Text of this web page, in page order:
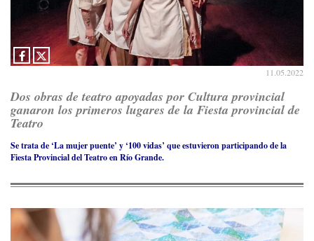
11.05.2022
Dos obras de teatro apoyadas por Cultura provincial
ganaron los primeros lugares de la Fiesta provincial de
Teatro
Se trata de ‘La mujer puente’ y ‘100 vidas’ que estuvieron participando de la
Fiesta Provincial del Teatro en Río Grande.